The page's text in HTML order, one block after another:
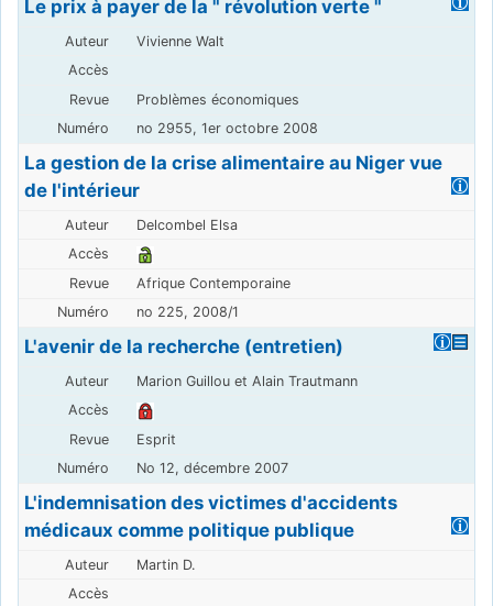
Le prix à payer de la " révolution verte "
Vivienne Walt
Problèmes économiques
no 2955, 1er octobre 2008
La gestion de la crise alimentaire au Niger vue
de l'intérieur
Delcombel Elsa
Afrique Contemporaine
no 225, 2008/1
L'avenir de la recherche (entretien)
Marion Guillou et Alain Trautmann
Esprit
No 12, décembre 2007
L'indemnisation des victimes d'accidents
médicaux comme politique publique
Martin D.